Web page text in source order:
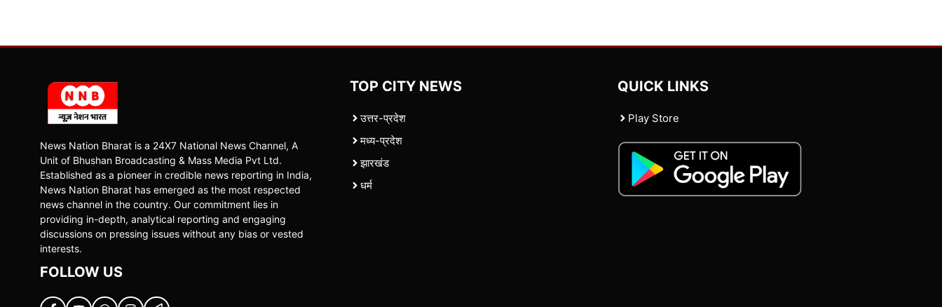
News Nation Bharat is a 24X7 National News Channel, A
Unit of Bhushan Broadcasting & Mass Media Pvt Ltd.
Established as a pioneer in credible news reporting in India,
News Nation Bharat has emerged as the most respected
news channel in the country. Our commitment lies in
providing in-depth, analytical reporting and engaging
discussions on pressing issues without any bias or vested
interests.
FOLLOW US
TOP CITY NEWS
उत्तर-प्रदेश
मध्य-प्रदेश
झारखंड
धर्म
QUICK LINKS
Play Store